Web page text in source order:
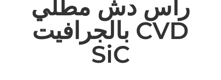
رأس دش مطلي
بالجرافيت CVD
SiC